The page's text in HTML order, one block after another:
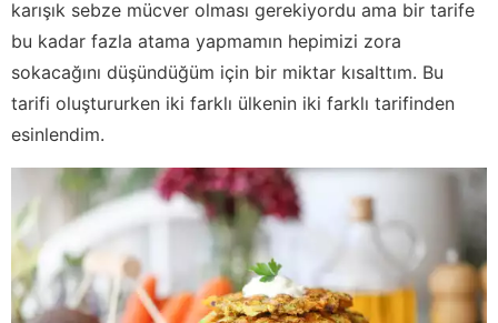
karışık sebze mücver olması gerekiyordu ama bir tarife
bu kadar fazla atama yapmamın hepimizi zora
sokacağını düşündüğüm için bir miktar kısalttım. Bu
tarifi oluştururken iki farklı ülkenin iki farklı tarifinden
esinlendim.